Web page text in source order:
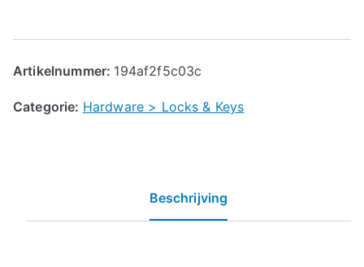
Artikelnummer: 194af2f5c03c
Categorie: Hardware > Locks & Keys
Beschrijving